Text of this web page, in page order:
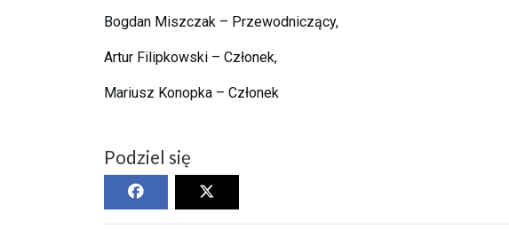
Bogdan Miszczak – Przewodniczący,
Artur Filipkowski – Członek,
Mariusz Konopka – Członek
Podziel się